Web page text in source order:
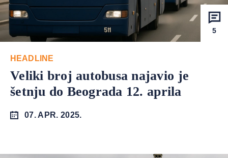
5
HEADLINE
Veliki broj autobusa najavio je
šetnju do Beograda 12. aprila
07. APR. 2025.